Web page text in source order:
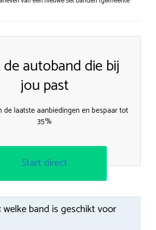
autoband die bij
jou past
de laatste aanbiedingen en bespaar tot
35%
Start direct
welke band is geschikt voor